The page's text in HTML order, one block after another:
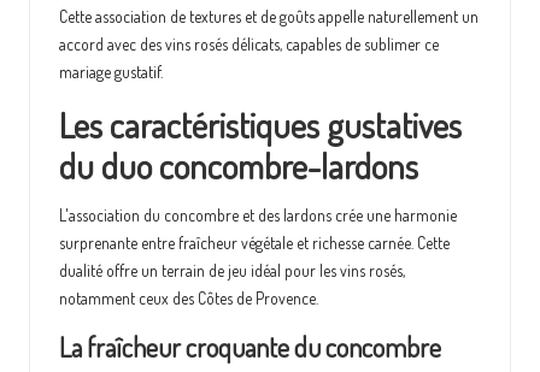
Cette association de textures et de goûts appelle naturellement un
accord avec des vins rosés délicats, capables de sublimer ce
mariage gustatif.
Les caractéristiques gustatives
du duo concombre-lardons
L'association du concombre et des lardons crée une harmonie
surprenante entre fraîcheur végétale et richesse carnée. Cette
dualité offre un terrain de jeu idéal pour les vins rosés,
notamment ceux des Côtes de Provence.
La fraîcheur croquante du concombre